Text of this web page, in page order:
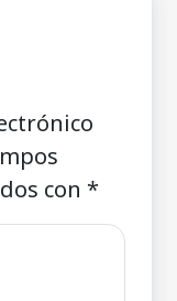
con *